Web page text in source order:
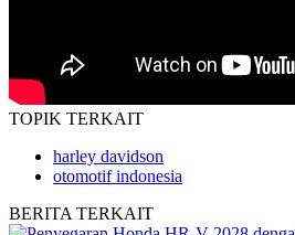
TOPIK TERKAIT
harley davidson
otomotif indonesia
BERITA TERKAIT